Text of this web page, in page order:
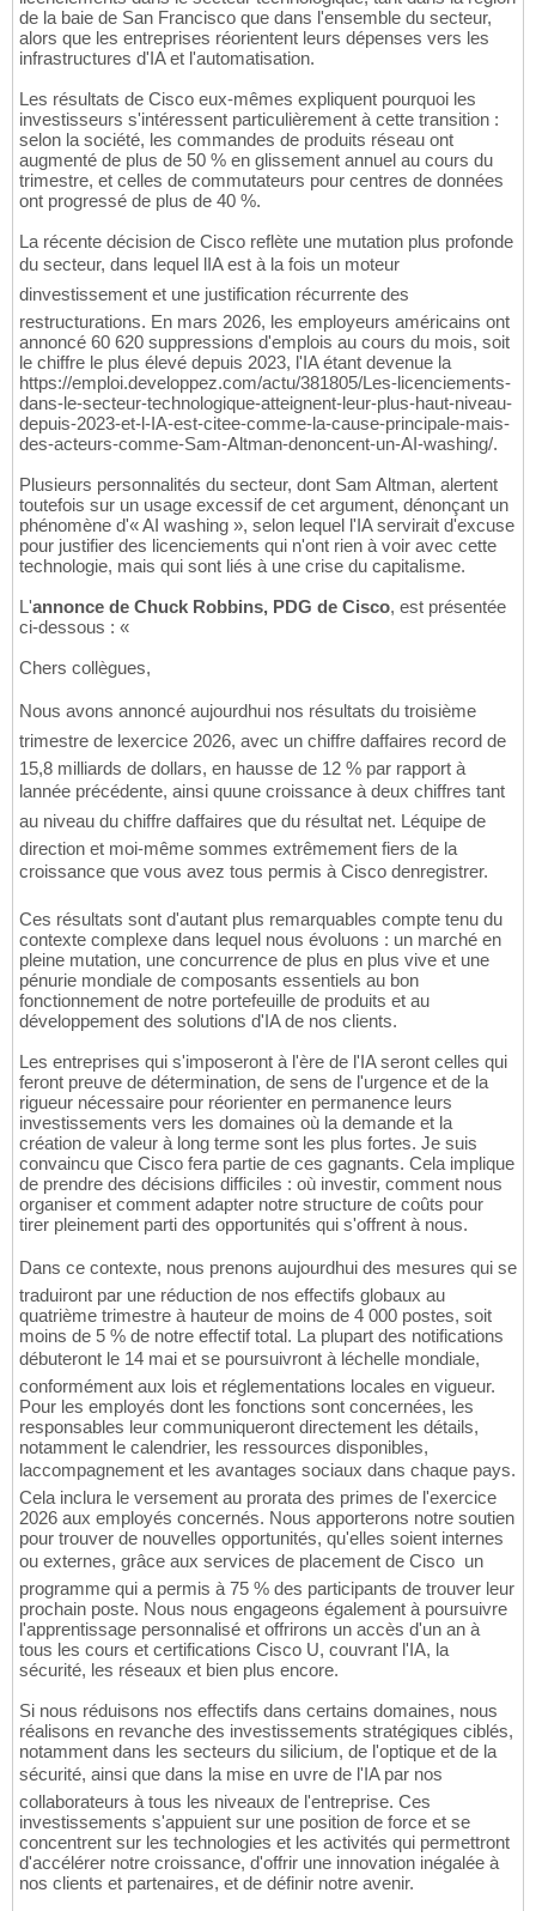
de la baie de San Francisco que dans l'ensemble du secteur,
alors que les entreprises réorientent leurs dépenses vers les
infrastructures d'IA et l'automatisation.
Les résultats de Cisco eux-mêmes expliquent pourquoi les
investisseurs s'intéressent particulièrement à cette transition :
selon la société, les commandes de produits réseau ont
augmenté de plus de 50 % en glissement annuel au cours du
trimestre, et celles de commutateurs pour centres de données
ont progressé de plus de 40 %.
La récente décision de Cisco reflète une mutation plus profonde
du secteur, dans lequel lIA est à la fois un moteur
dinvestissement et une justification récurrente des
restructurations. En mars 2026, les employeurs américains ont
annoncé 60 620 suppressions d'emplois au cours du mois, soit
le chiffre le plus élevé depuis 2023, l'IA étant devenue la
https://emploi.developpez.com/actu/381805/Les-licenciements-
dans-le-secteur-technologique-atteignent-leur-plus-haut-niveau-
depuis-2023-et-l-IA-est-citee-comme-la-cause-principale-mais-
des-acteurs-comme-Sam-Altman-denoncent-un-AI-washing/.
Plusieurs personnalités du secteur, dont Sam Altman, alertent
toutefois sur un usage excessif de cet argument, dénonçant un
phénomène d'« AI washing », selon lequel l'IA servirait d'excuse
pour justifier des licenciements qui n'ont rien à voir avec cette
technologie, mais qui sont liés à une crise du capitalisme.
L'annonce de Chuck Robbins, PDG de Cisco, est présentée
ci-dessous : «
Chers collègues,
Nous avons annoncé aujourdhui nos résultats du troisième
trimestre de lexercice 2026, avec un chiffre daffaires record de
15,8 milliards de dollars, en hausse de 12 % par rapport à
lannée précédente, ainsi quune croissance à deux chiffres tant
au niveau du chiffre daffaires que du résultat net. Léquipe de
direction et moi-même sommes extrêmement fiers de la
croissance que vous avez tous permis à Cisco denregistrer.
Ces résultats sont d'autant plus remarquables compte tenu du
contexte complexe dans lequel nous évoluons : un marché en
pleine mutation, une concurrence de plus en plus vive et une
pénurie mondiale de composants essentiels au bon
fonctionnement de notre portefeuille de produits et au
développement des solutions d'IA de nos clients.
Les entreprises qui s'imposeront à l'ère de l'IA seront celles qui
feront preuve de détermination, de sens de l'urgence et de la
rigueur nécessaire pour réorienter en permanence leurs
investissements vers les domaines où la demande et la
création de valeur à long terme sont les plus fortes. Je suis
convaincu que Cisco fera partie de ces gagnants. Cela implique
de prendre des décisions difficiles : où investir, comment nous
organiser et comment adapter notre structure de coûts pour
tirer pleinement parti des opportunités qui s'offrent à nous.
Dans ce contexte, nous prenons aujourdhui des mesures qui se
traduiront par une réduction de nos effectifs globaux au
quatrième trimestre à hauteur de moins de 4 000 postes, soit
moins de 5 % de notre effectif total. La plupart des notifications
débuteront le 14 mai et se poursuivront à léchelle mondiale,
conformément aux lois et réglementations locales en vigueur.
Pour les employés dont les fonctions sont concernées, les
responsables leur communiqueront directement les détails,
notamment le calendrier, les ressources disponibles,
laccompagnement et les avantages sociaux dans chaque pays.
Cela inclura le versement au prorata des primes de l'exercice
2026 aux employés concernés. Nous apporterons notre soutien
pour trouver de nouvelles opportunités, qu'elles soient internes
ou externes, grâce aux services de placement de Cisco  un
programme qui a permis à 75 % des participants de trouver leur
prochain poste. Nous nous engageons également à poursuivre
l'apprentissage personnalisé et offrirons un accès d'un an à
tous les cours et certifications Cisco U, couvrant l'IA, la
sécurité, les réseaux et bien plus encore.
Si nous réduisons nos effectifs dans certains domaines, nous
réalisons en revanche des investissements stratégiques ciblés,
notamment dans les secteurs du silicium, de l'optique et de la
sécurité, ainsi que dans la mise en uvre de l'IA par nos
collaborateurs à tous les niveaux de l'entreprise. Ces
investissements s'appuient sur une position de force et se
concentrent sur les technologies et les activités qui permettront
d'accélérer notre croissance, d'offrir une innovation inégalée à
nos clients et partenaires, et de définir notre avenir.